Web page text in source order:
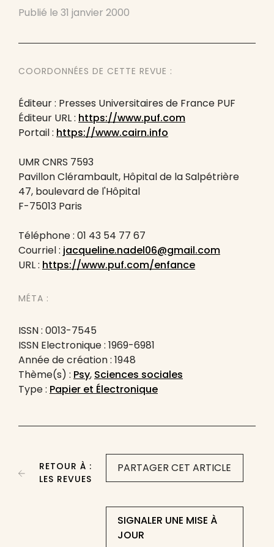
Publié le 31 janvier 2000
COORDONNÉES DE CETTE REVUE :
Éditeur : Presses Universitaires de France PUF
Éditeur URL : https://www.puf.com
Portail : https://www.cairn.info
UMR CNRS 7593
Pavillon Clérambault, Hôpital de la Salpétrière
47, boulevard de l'Hôpital
F-75013 Paris
Téléphone : 01 43 54 77 67
Courriel : jacqueline.nadel06@gmail.com
URL : https://www.puf.com/enfance
MÉTA :
ISSN : 0013-7545
ISSN Electronique : 1969-6981
Année de création : 1948
Thème(s) : Psy, Sciences sociales
Type : Papier et Électronique
PARTAGER CET ARTICLE
SIGNALER UNE MISE À
JOUR
RETOUR À :
LES REVUES